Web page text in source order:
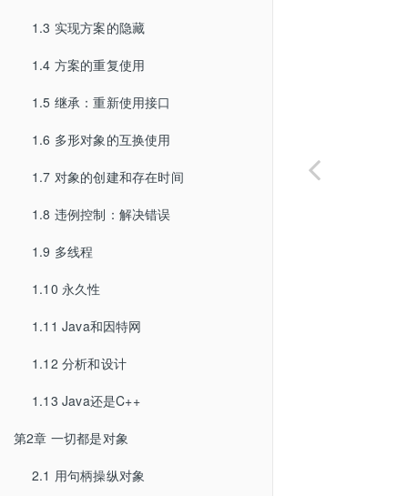
1.3 实现方案的隐藏
1.4 方案的重复使用
1.5 继承：重新使用接口
1.6 多形对象的互换使用
1.7 对象的创建和存在时间
1.8 违例控制：解决错误
1.9 多线程
1.10 永久性
1.11 Java和因特网
1.12 分析和设计
1.13 Java还是C++
第2章 一切都是对象
2.1 用句柄操纵对象